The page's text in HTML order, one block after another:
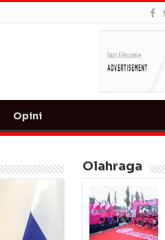
Opini
Olahraga